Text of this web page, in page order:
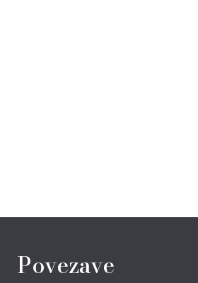
Povezave